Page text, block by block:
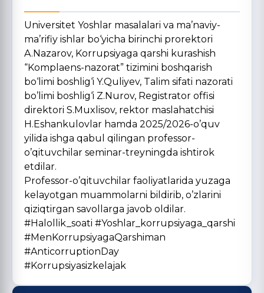
Universitet Yoshlar masalalari va ma’naviy-
ma’rifiy ishlar bo‘yicha birinchi prorektori
A.Nazarov, Korrupsiyaga qarshi kurashish
“Komplaens-nazorat” tizimini boshqarish
bo‘limi boshlig‘i Y.Quliyev, Talim sifati nazorati
bo’limi boshlig‘i Z.Nurov, Registrator offisi
direktori S.Muxlisov, rektor maslahatchisi
H.Eshankulovlar hamda 2025/2026-o’quv
yilida ishga qabul qilingan professor-
o’qituvchilar seminar-treyningda ishtirok
etdilar.
Professor-o’qituvchilar faoliyatlarida yuzaga
kelayotgan muammolarni bildirib, o’zlarini
qiziqtirgan savollarga javob oldilar.
#Halollik_soati #Yoshlar_korrupsiyaga_qarshi
#MenKorrupsiyagaQarshiman
#AnticorruptionDay
#Korrupsiyasizkelajak